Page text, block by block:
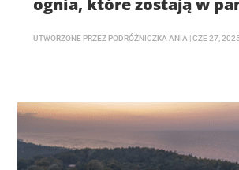
UTWORZONE PRZEZ PODRÓŻNICZKA ANIA |CZE 27, 2025